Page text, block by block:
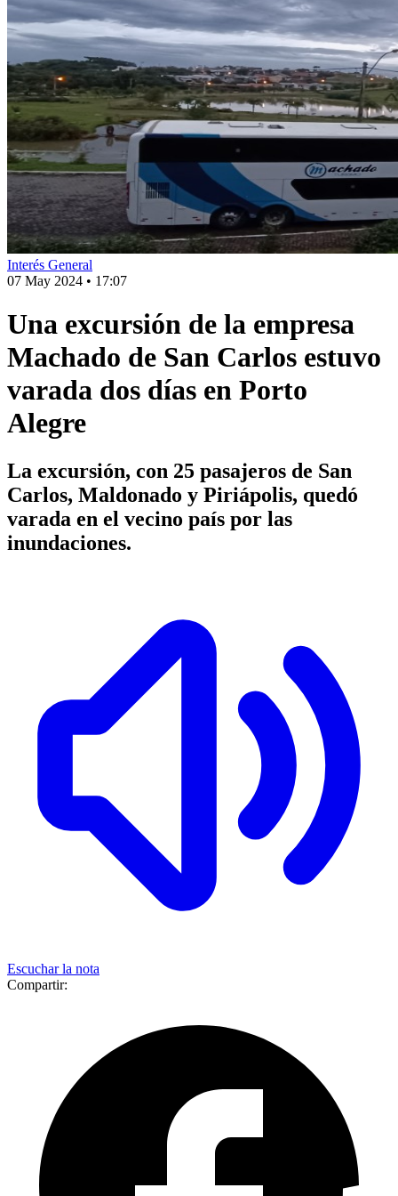
Interés General
07 May 2024 • 17:07
Una excursión de la empresa
Machado de San Carlos estuvo
varada dos días en Porto
Alegre
La excursión, con 25 pasajeros de San
Carlos, Maldonado y Piriápolis, quedó
varada en el vecino país por las
inundaciones.
Escuchar la nota
Compartir: